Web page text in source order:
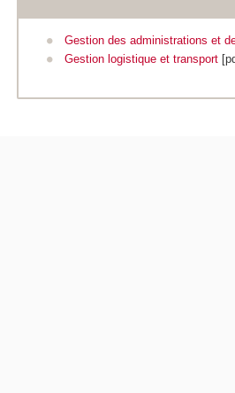
Gestion des administrations et
Gestion logistique et transport